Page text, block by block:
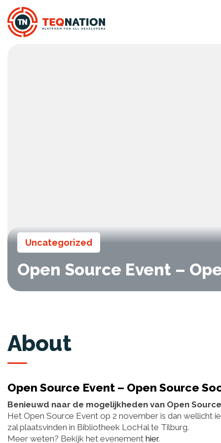
Uncategorized
Open Source Event –
About
Open Source Event – Open Source
Benieuwd naar de mogelijkheden van Open
Het Open Source Event op 2 november is dan wellicht
zal plaatsvinden in Bibliotheek LocHal te Tilburg.
Meer weten? Bekijk het evenement hier.